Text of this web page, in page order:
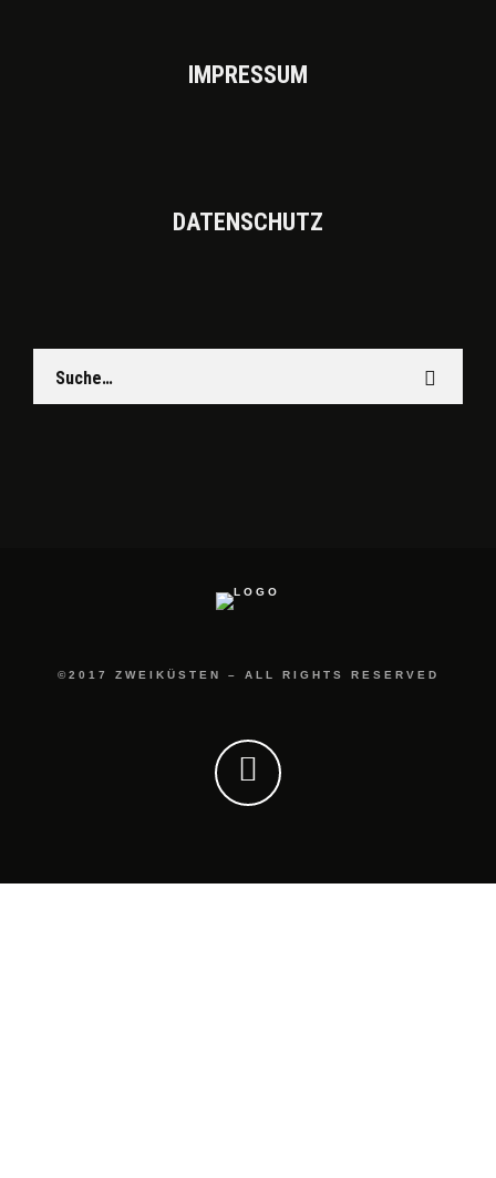
IMPRES­SUM
DATEN­SCHUTZ
©2017 ZWEIKÜSTEN – ALL RIGHTS RESERVED